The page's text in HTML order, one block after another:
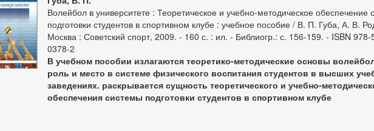
Волейбол в университете : Теоретическое и учебно-методическое обеспечение
подготовки студентов в спортивном клубе : учебное пособие / В. П. Губа, А. В.
Москва : Советский спорт, 2009. - 160 с. : ил. - Библиогр.: с. 156-159. - ISBN 978-
0378-2
В учебном пособии излагаются теоретико-методические основы
роль и место в системе физического воспитания студентов в высших
заведениях. раскрывается сущность теоретического и учебно-
обеспечения системы подготовки студентов в спортивном клубе